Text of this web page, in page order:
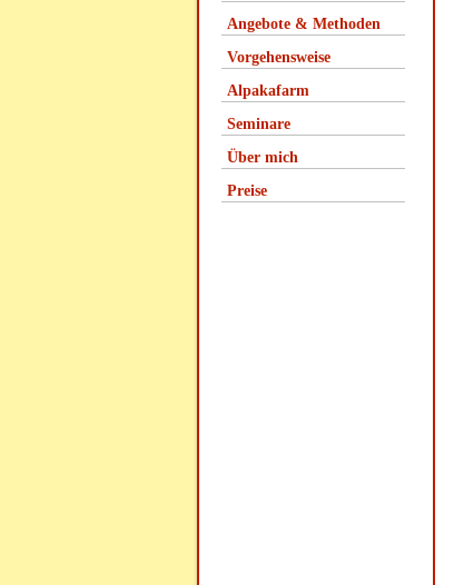
Angebote & Methoden
Vorgehensweise
Alpakafarm
Seminare
Über mich
Preise